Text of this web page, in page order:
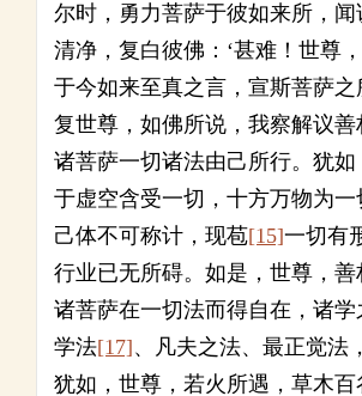
尔时，勇力菩萨于彼如来所，
清净，复白彼佛：‘甚难！世尊
于今如来至真之言，宣斯菩萨之
复世尊，如佛所说，我察解议善
诸菩萨一切诸法由己所行。犹如
于虚空含受一切，十方万物为
己体不可称计，现苞[15]一切有
行业已无所碍。如是，世尊，善
诸菩萨在一切法而得自在，诸学
学法[17]、凡夫之法、最正觉法
犹如，世尊，若火所遇，草木百